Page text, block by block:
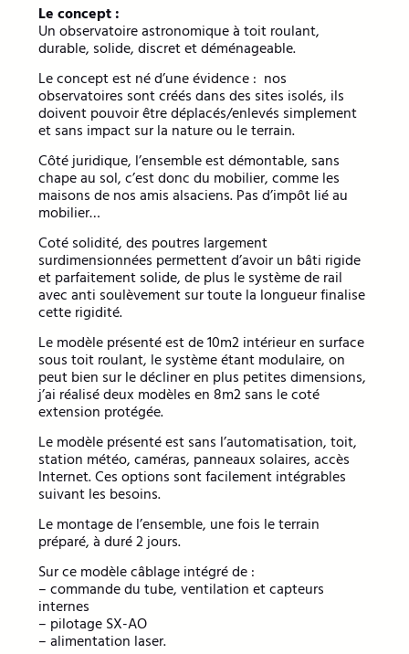
Le concept :
Un observatoire astronomique à toit roulant,
durable, solide, discret et déménageable.
Le concept est né d’une évidence : nos
observatoires sont créés dans des sites isolés, ils
doivent pouvoir être déplacés/enlevés simplement
et sans impact sur la nature ou le terrain.
Côté juridique, l’ensemble est démontable, sans
chape au sol, c’est donc du mobilier, comme les
maisons de nos amis alsaciens. Pas d’impôt lié au
mobilier…
Coté solidité, des poutres largement
surdimensionnées permettent d’avoir un bâti rigide
et parfaitement solide, de plus le système de rail
avec anti soulèvement sur toute la longueur finalise
cette rigidité.
Le modèle présenté est de 10m2 intérieur en surface
sous toit roulant, le système étant modulaire, on
peut bien sur le décliner en plus petites dimensions,
j’ai réalisé deux modèles en 8m2 sans le coté
extension protégée.
Le modèle présenté est sans l’automatisation, toit,
station météo, caméras, panneaux solaires, accès
Internet. Ces options sont facilement intégrables
suivant les besoins.
Le montage de l’ensemble, une fois le terrain
préparé, à duré 2 jours.
Sur ce modèle câblage intégré de :
– commande du tube, ventilation et capteurs
internes
– pilotage SX-AO
– alimentation laser.